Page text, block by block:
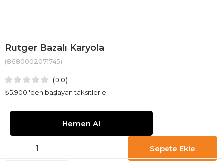
Rutger Bazalı Karyola
(8680002071745)
0.0
₺5.900 'den başlayan taksitlerle